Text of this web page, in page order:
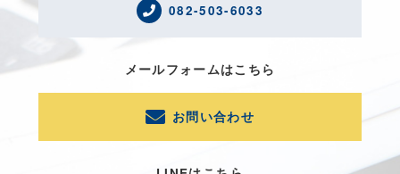
082-503-6033
メールフォームはこちら
お問い合わせ